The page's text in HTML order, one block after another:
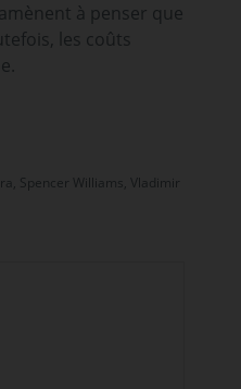
à penser que
les coûts
Spencer Williams, Vladimir